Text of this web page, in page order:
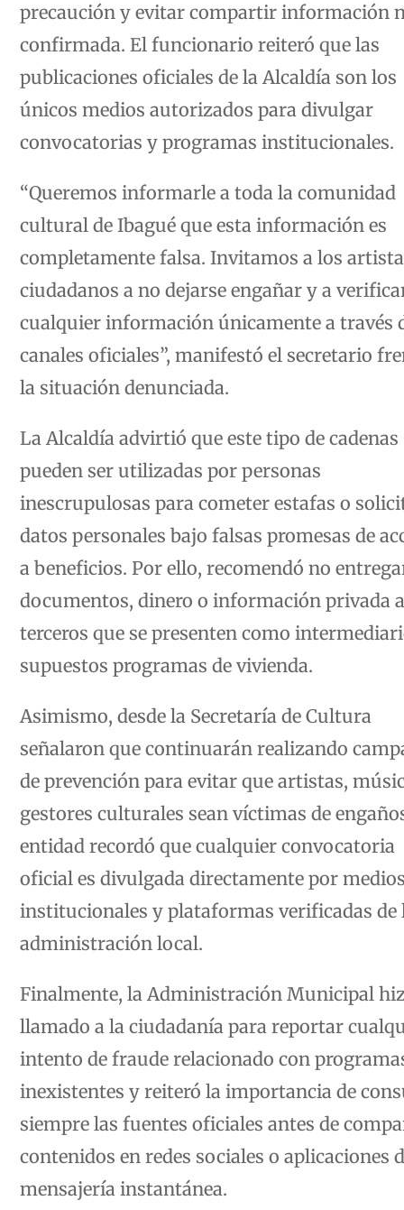
precaución y evitar compartir información
confirmada. El funcionario reiteró que las
publicaciones oficiales de la Alcaldía son los
únicos medios autorizados para divulgar
convocatorias y programas institucionales.
“Queremos informarle a toda la comunidad
cultural de Ibagué que esta información es
completamente falsa. Invitamos a los
ciudadanos a no dejarse engañar y a
cualquier información únicamente a través
canales oficiales”, manifestó el secretario
la situación denunciada.
La Alcaldía advirtió que este tipo de cadenas
pueden ser utilizadas por personas
inescrupulosas para cometer estafas o
datos personales bajo falsas promesas de
a beneficios. Por ello, recomendó no
documentos, dinero o información privada a
terceros que se presenten como
supuestos programas de vivienda.
Asimismo, desde la Secretaría de Cultura
señalaron que continuarán realizando
de prevención para evitar que artistas,
gestores culturales sean víctimas de
entidad recordó que cualquier convocatoria
oficial es divulgada directamente por
institucionales y plataformas verificadas de
administración local.
Finalmente, la Administración Municipal
llamado a la ciudadanía para reportar
intento de fraude relacionado con
inexistentes y reiteró la importancia de
siempre las fuentes oficiales antes de
contenidos en redes sociales o aplicaciones
mensajería instantánea.